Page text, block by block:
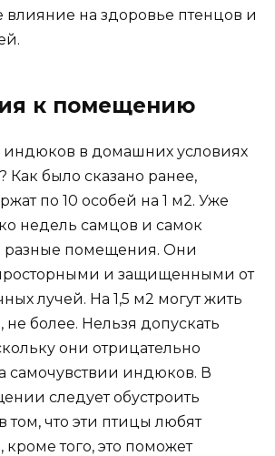
влияние на здоровье птенцов и
к помещению
индюков в домашних условиях
Как было сказано ранее,
по 10 особей на 1 м2. Уже
недель самцов и самок
разные помещения. Они
и защищенными от
лучей. На 1,5 м2 могут жить
не более. Нельзя допускать
они отрицательно
самочувствии индюков. В
следует обустроить
том, что эти птицы любят
кроме того, это поможет